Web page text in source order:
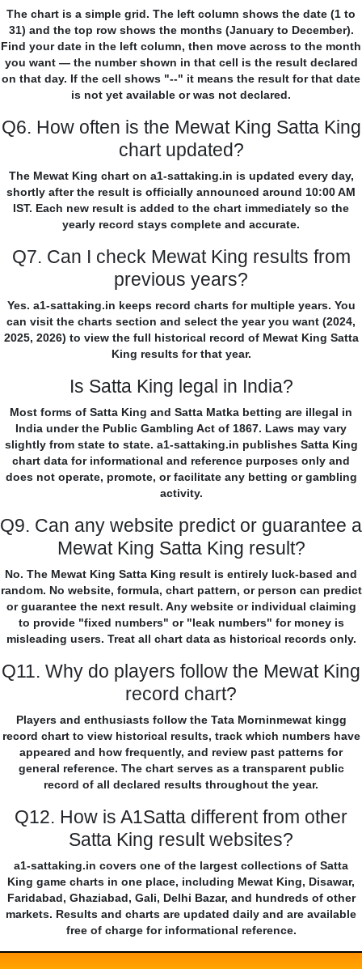
The chart is a simple grid. The left column shows the date (1 to
31) and the top row shows the months (January to December).
Find your date in the left column, then move across to the month
you want — the number shown in that cell is the result declared
on that day. If the cell shows "--" it means the result for that date
is not yet available or was not declared.
Q6. How often is the Mewat King Satta King
chart updated?
The Mewat King chart on a1-sattaking.in is updated every day,
shortly after the result is officially announced around 10:00 AM
IST. Each new result is added to the chart immediately so the
yearly record stays complete and accurate.
Q7. Can I check Mewat King results from
previous years?
Yes. a1-sattaking.in keeps record charts for multiple years. You
can visit the charts section and select the year you want (2024,
2025, 2026) to view the full historical record of Mewat King Satta
King results for that year.
Is Satta King legal in India?
Most forms of Satta King and Satta Matka betting are illegal in
India under the Public Gambling Act of 1867. Laws may vary
slightly from state to state. a1-sattaking.in publishes Satta King
chart data for informational and reference purposes only and
does not operate, promote, or facilitate any betting or gambling
activity.
Q9. Can any website predict or guarantee a
Mewat King Satta King result?
No. The Mewat King Satta King result is entirely luck-based and
random. No website, formula, chart pattern, or person can predict
or guarantee the next result. Any website or individual claiming
to provide "fixed numbers" or "leak numbers" for money is
misleading users. Treat all chart data as historical records only.
Q11. Why do players follow the Mewat King
record chart?
Players and enthusiasts follow the Tata Morninmewat kingg
record chart to view historical results, track which numbers have
appeared and how frequently, and review past patterns for
general reference. The chart serves as a transparent public
record of all declared results throughout the year.
Q12. How is A1Satta different from other
Satta King result websites?
a1-sattaking.in covers one of the largest collections of Satta
King game charts in one place, including Mewat King, Disawar,
Faridabad, Ghaziabad, Gali, Delhi Bazar, and hundreds of other
markets. Results and charts are updated daily and are available
free of charge for informational reference.